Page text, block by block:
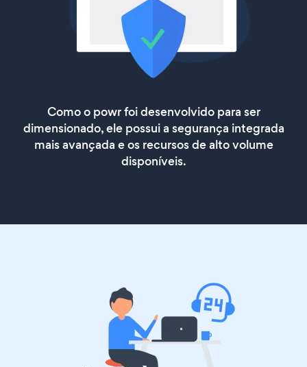
Como o powr foi desenvolvido para ser
dimensionado, ele possui a segurança integrada
mais avançada e os recursos de alto volume
disponíveis.